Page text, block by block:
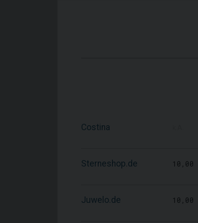
Costina
Sterneshop.de 10,00
Juwelo.de 10,00